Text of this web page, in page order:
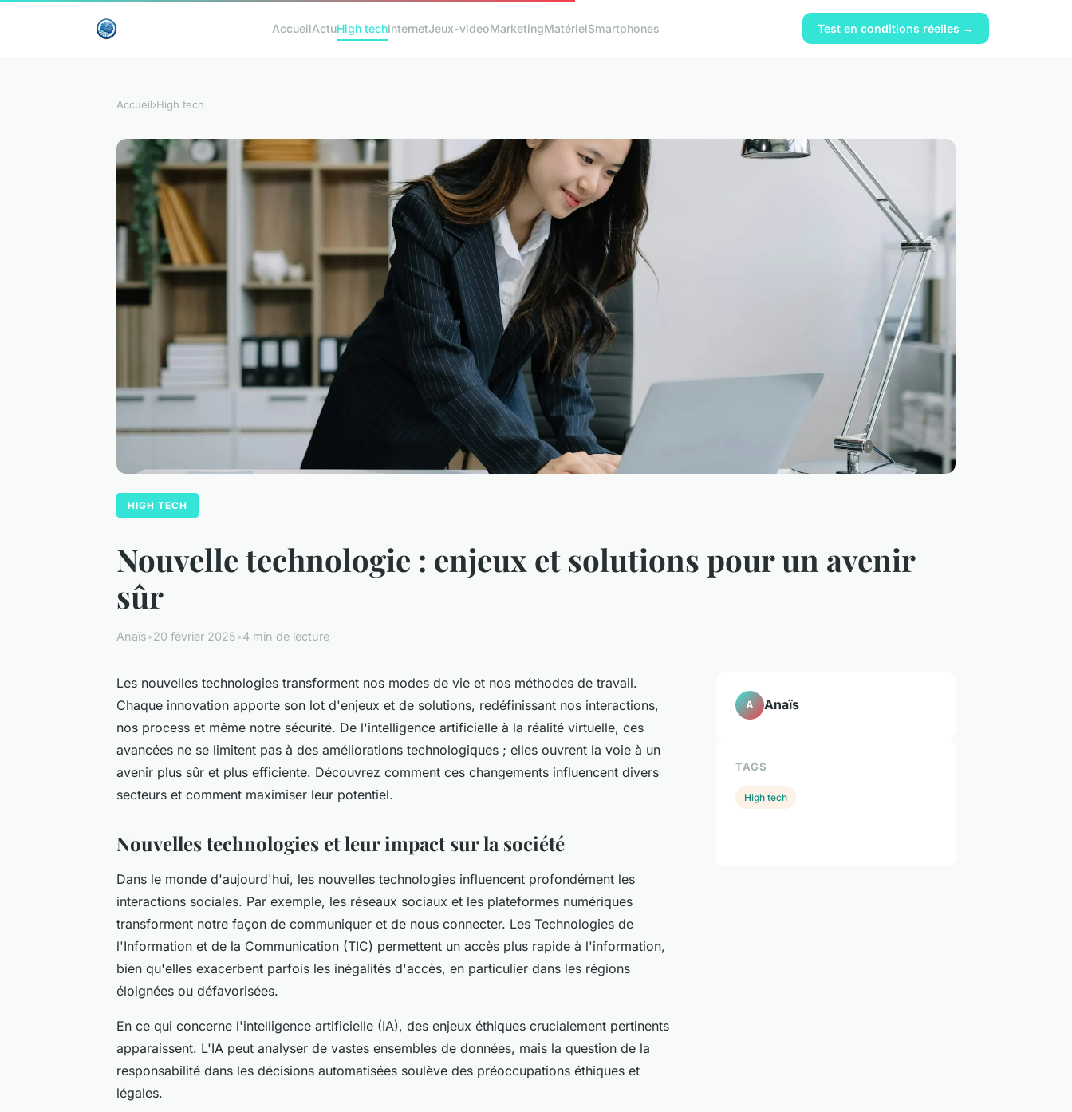
AccueilActuHigh techInternetJeux-videoMarketingMatérielSmartphones Test en conditions réelles →
Accueil›High tech
HIGH TECH
Nouvelle technologie : enjeux et solutions pour un avenir
sûr
Anaïs•20 février 2025•4 min de lecture
Les nouvelles technologies transforment nos modes de vie et nos méthodes de travail.
Chaque innovation apporte son lot d'enjeux et de solutions, redéfinissant nos interactions,
nos process et même notre sécurité. De l'intelligence artificielle à la réalité virtuelle, ces
avancées ne se limitent pas à des améliorations technologiques ; elles ouvrent la voie à un
avenir plus sûr et plus efficiente. Découvrez comment ces changements influencent divers
secteurs et comment maximiser leur potentiel.
Nouvelles technologies et leur impact sur la société
Dans le monde d'aujourd'hui, les nouvelles technologies influencent profondément les
interactions sociales. Par exemple, les réseaux sociaux et les plateformes numériques
transforment notre façon de communiquer et de nous connecter. Les Technologies de
l'Information et de la Communication (TIC) permettent un accès plus rapide à l'information,
bien qu'elles exacerbent parfois les inégalités d'accès, en particulier dans les régions
éloignées ou défavorisées.
En ce qui concerne l'intelligence artificielle (IA), des enjeux éthiques crucialement pertinents
apparaissent. L'IA peut analyser de vastes ensembles de données, mais la question de la
responsabilité dans les décisions automatisées soulève des préoccupations éthiques et
légales.
A Anaïs
TAGS
High tech